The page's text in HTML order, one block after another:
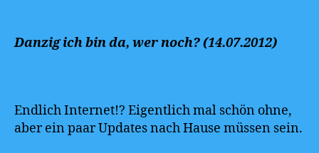
Danzig ich bin da, wer noch? (14.07.2012)
Endlich Internet!? Eigentlich mal schön ohne,
aber ein paar Updates nach Hause müssen sein.